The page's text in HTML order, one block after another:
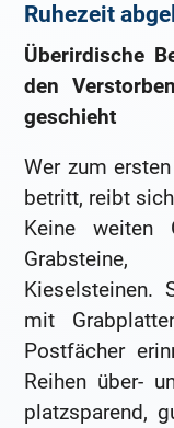
Ruhezeit
Überirdische
den
geschieht
Wer zum
betritt, reibt
Keine weiten
Kieselsteinen.
mit
Postfächer
Reihen über-
platzsparend,